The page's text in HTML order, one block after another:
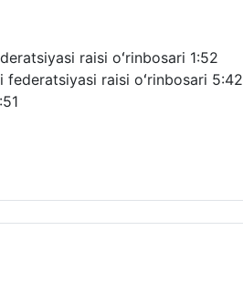
raisi oʻrinbosari 1:52
raisi oʻrinbosari 5:42